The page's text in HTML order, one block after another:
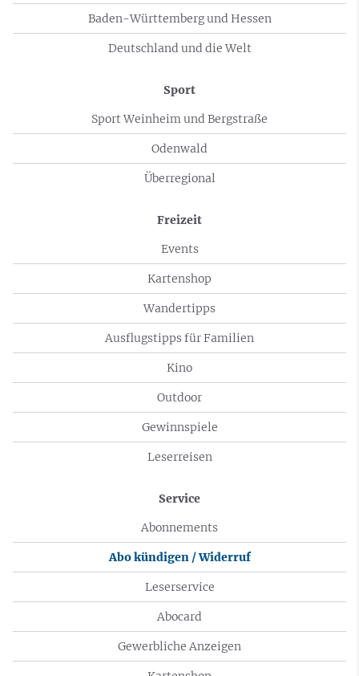
Baden-Württemberg und Hessen
Deutschland und die Welt
Sport
Sport Weinheim und Bergstraße
Odenwald
Überregional
Freizeit
Events
Kartenshop
Wandertipps
Ausflugstipps für Familien
Kino
Outdoor
Gewinnspiele
Leserreisen
Service
Abonnements
Abo kündigen / Widerruf
Leserservice
Abocard
Gewerbliche Anzeigen